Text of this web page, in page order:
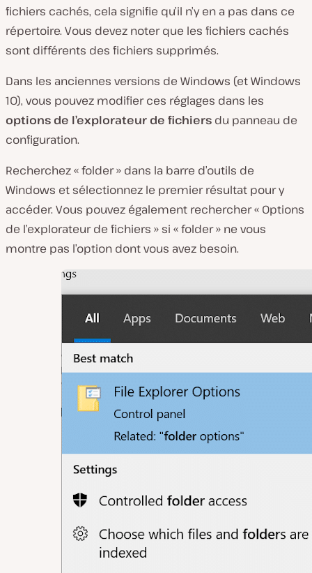
fichiers cachés, cela signifie qu’il n’y en a pas dans ce
répertoire. Vous devez noter que les fichiers cachés
sont différents des fichiers supprimés.
Dans les anciennes versions de Windows (et Windows
10), vous pouvez modifier ces réglages dans les
options de l’explorateur de fichiers du panneau de
configuration.
Recherchez « folder » dans la barre d’outils de
Windows et sélectionnez le premier résultat pour y
accéder. Vous pouvez également rechercher « Options
de l’explorateur de fichiers » si « folder » ne vous
montre pas l’option dont vous avez besoin.